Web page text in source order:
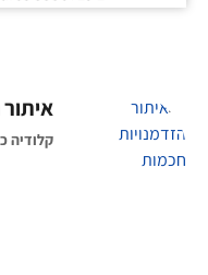
איתור
קלודיה כהן